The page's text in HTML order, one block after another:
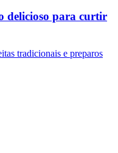
delicioso para curtir
tradicionais e preparos